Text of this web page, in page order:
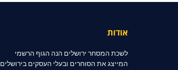
אודות
לשכת המסחר ירושלים הנה הגוף הרשמי
המייצג את הסוחרים ובעלי העסקים בירושלים